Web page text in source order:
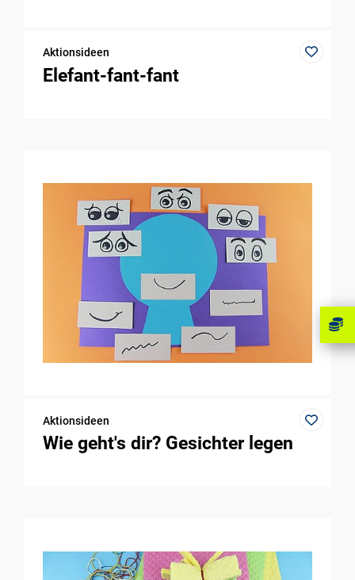
Aktionsideen
Elefant-fant-fant
Aktionsideen
Wie geht's dir? Gesichter legen